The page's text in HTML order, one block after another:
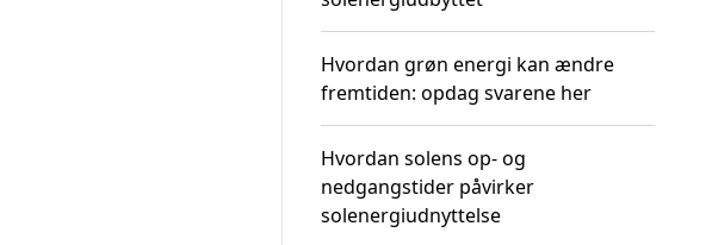
Hvordan grøn energi kan ændre
fremtiden: opdag svarene her
Hvordan solens op- og
nedgangstider påvirker
solenergiudnyttelse